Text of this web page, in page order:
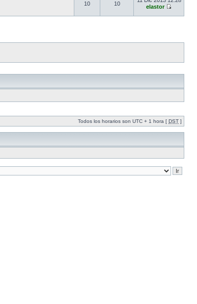
10 10
elastor
Todos los horarios son UTC + 1 hora [ DST ]